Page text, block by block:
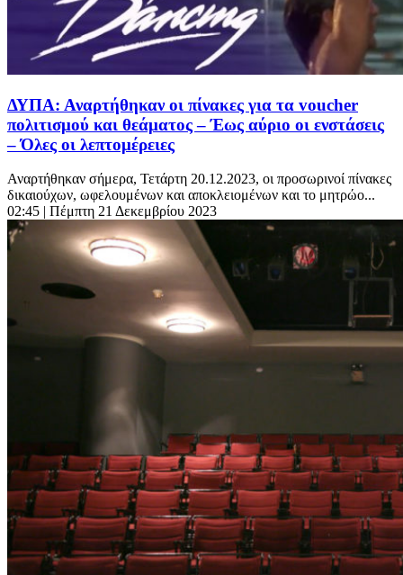
ΔΥΠΑ: Αναρτήθηκαν οι πίνακες για τα voucher
πολιτισμού και θεάματος – Έως αύριο οι ενστάσεις
– Όλες οι λεπτομέρειες
Αναρτήθηκαν σήμερα, Τετάρτη 20.12.2023, οι προσωρινοί πίνακες
δικαιούχων, ωφελουμένων και αποκλειομένων και το μητρώο...
02:45 | Πέμπτη 21 Δεκεμβρίου 2023